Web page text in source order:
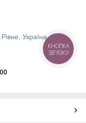
Україна
КНОПКА
ЗВ'ЯЗКУ